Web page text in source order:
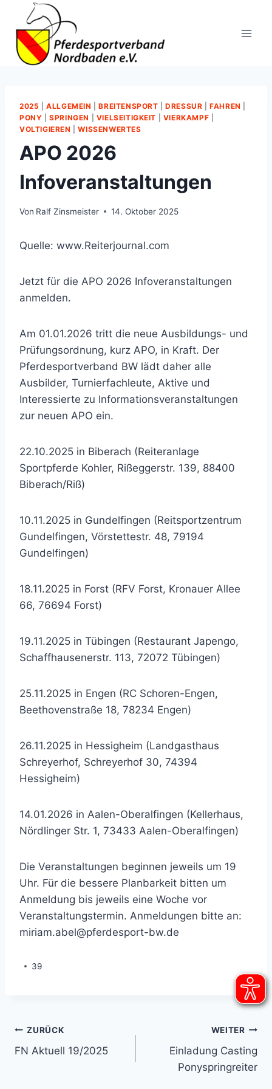
springen
2025 |ALLGEMEIN |BREITENSPORT |DRESSUR |FAHREN
PONY |SPRINGEN VIELSEITIGKEIT VIERKAMPF
VOLTIGIEREN
|WISSENWERTES
APO 2026
Infoveranstaltungen
Von Ralf Zinsmeister 14. Oktober 2025
Quelle: www.Reiterjournal.com
Jetzt für die APO 2026 Infoveranstaltungen
anmelden.
Am 01.01.2026 tritt die neue Ausbildungs- und
Prüfungsordnung, kurz APO, in Kraft. Der
Pferdesportverband BW lädt daher alle
Ausbilder, Turnierfachleute, Aktive und
Interessierte zu Informationsveranstaltungen
zur neuen APO ein.
22.10.2025 in Biberach (Reiteranlage
Sportpferde Kohler, Rißeggerstr. 139, 88400
Biberach/Riß)
10.11.2025 in Gundelfingen (Reitsportzentrum
Gundelfingen, Vörstettestr. 48, 79194
Gundelfingen)
18.11.2025 in Forst (RFV Forst, Kronauer Allee
66, 76694 Forst)
19.11.2025 in Tübingen (Restaurant Japengo,
Schaffhausenerstr. 113, 72072 Tübingen)
25.11.2025 in Engen (RC Schoren-Engen,
Beethovenstraße 18, 78234 Engen)
26.11.2025 in Hessigheim (Landgasthaus
Schreyerhof, Schreyerhof 30, 74394
Hessigheim)
14.01.2026 in Aalen-Oberalfingen (Kellerhaus,
Nördlinger Str. 1, 73433 Aalen-Oberalfingen)
Die Veranstaltungen beginnen jeweils um 19
Uhr. Für die bessere Planbarkeit bitten um
Anmeldung bis jeweils eine Woche vor
Veranstaltungstermin. Anmeldungen bitte an:
miriam.abel@pferdesport-bw.de
39
Beitragsnavigation
ZURÜCK
FN Aktuell 19/2025
WEITER
Einladung Casting
Ponyspringreiter